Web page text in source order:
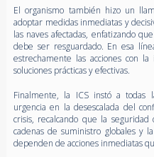
El organismo también hizo un
adoptar medidas inmediatas y
las naves afectadas, enfatizando
debe ser resguardado. En esa
estrechamente las acciones con
soluciones prácticas y efectivas.
Finalmente, la ICS instó a todas
urgencia en la desescalada del
crisis, recalcando que la
cadenas de suministro globales y
dependen de acciones inmediatas